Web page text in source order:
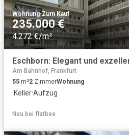
Wohnung·Zum Kauf
235.000 €
4.272 €/m²
Am Bahnhof, Frankfurt
55 m²2 ZimmerWohnung
·Keller·Aufzug
Neu bei flatbee